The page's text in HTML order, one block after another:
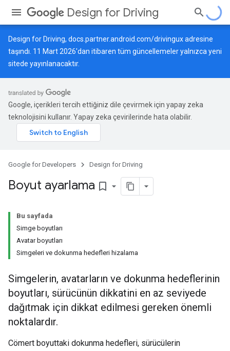
Design for Driving
Design for Driving, docs.partner.android.com/drivinguxadresine
taşındı. 11 Mart 2026'dan itibaren tüm güncellemeler yalnızca yeni
sitede yayınlanacaktır.
Google, içerikleri tercih ettiğiniz dile çevirmek için yapay zeka
teknolojisini kullanır. Yapay zeka çevirilerinde hata olabilir.
Google for Developers Design for Driving
Boyut ayarlama bookmark_border
Bu sayfada
Simge boyutları
Avatar boyutları
Simgeleri ve dokunma hedefleri hizalama
Simgelerin, avatarların ve dokunma hedeflerinin
boyutları, sürücünün dikkatini en az seviyede
dağıtmak için dikkat edilmesi gereken önemli
noktalardır.
Cömert boyuttaki dokunma hedefleri, sürücülerin